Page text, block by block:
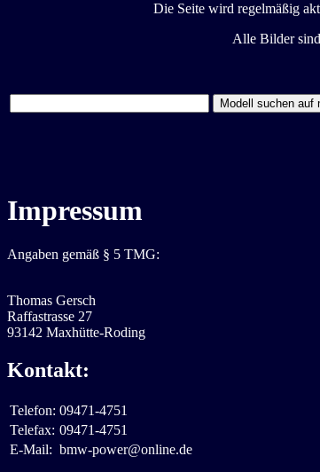
Die Seite wird regelmäßig
Alle Bilder
Impressum
Angaben gemäß § 5 TMG:
Thomas Gersch
Raffastrasse 27
93142 Maxhütte-Roding
Kontakt:
Telefon: 09471-4751
Telefax: 09471-4751
E-Mail: bmw-power@online.de